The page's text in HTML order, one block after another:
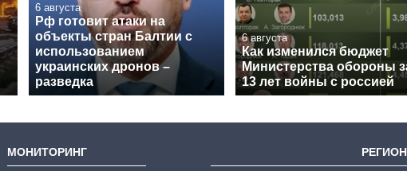
6 августа
Рф готовит атаки на
объекты стран Балтии с
использованием
украинских дронов –
разведка
6 августа
Как изменился бюджет
Министерства обороны
13 лет войны с россией
МОНИТОРИНГ